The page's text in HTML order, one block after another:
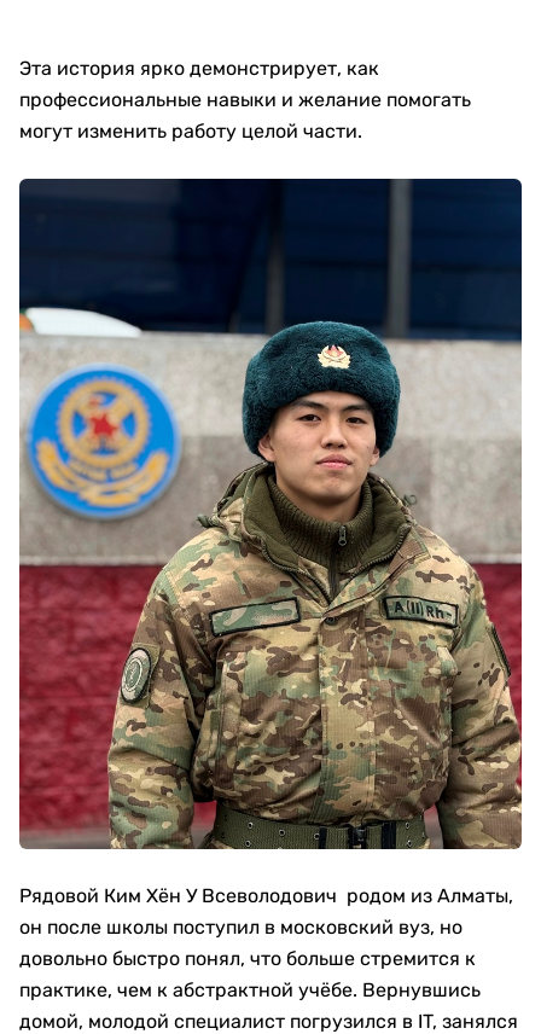
Эта история ярко демонстрирует, как
профессиональные навыки и желание помогать
могут изменить работу целой части.
Рядовой Ким Хён У Всеволодович родом из Алматы,
он после школы поступил в московский вуз, но
довольно быстро понял, что больше стремится к
практике, чем к абстрактной учёбе. Вернувшись
домой, молодой специалист погрузился в IT, занялся